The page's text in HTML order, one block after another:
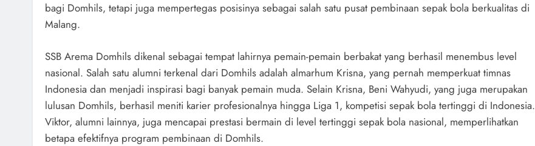
bagi Domhils, tetapi juga mempertegas posisinya sebagai salah satu pusat pembinaan sepak bola berkualitas di
Malang.
SSB Arema Domhils dikenal sebagai tempat lahirnya pemain-pemain berbakat yang berhasil menembus level
nasional. Salah satu alumni terkenal dari Domhils adalah almarhum Krisna, yang pernah memperkuat timnas
Indonesia dan menjadi inspirasi bagi banyak pemain muda. Selain Krisna, Beni Wahyudi, yang juga merupakan
lulusan Domhils, berhasil meniti karier profesionalnya hingga Liga 1, kompetisi sepak bola tertinggi di Indonesia.
Viktor, alumni lainnya, juga mencapai prestasi bermain di level tertinggi sepak bola nasional, memperlihatkan
betapa efektifnya program pembinaan di Domhils.